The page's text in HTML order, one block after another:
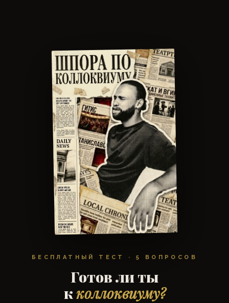
БЕСПЛАТНЫЙ ТЕСТ · 5 ВОПРОСОВ
Готов ли ты
кколлоквиуму?